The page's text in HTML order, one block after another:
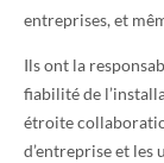
entreprises, et
Ils ont la
fiabilité de
étroite
d’entreprise et